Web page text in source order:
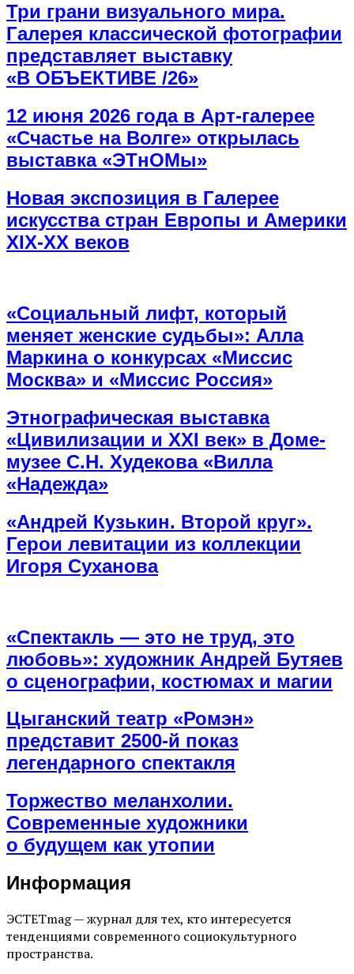
Три грани визуального мира.
Галерея классической фотографии
представляет выставку
«В ОБЪЕКТИВЕ /26»
12 июня 2026 года в Арт-галерее
«Счастье на Волге» открылась
выставка «ЭТнОМы»
Новая экспозиция в Галерее
искусства стран Европы и Америки
XIX-XX веков
«Социальный лифт, который
меняет женские судьбы»: Алла
Маркина о конкурсах «Миссис
Москва» и «Миссис Россия»
Этнографическая выставка
«Цивилизации и ХХI век» в Доме-
музее С.Н. Худекова «Вилла
«Надежда»
«Андрей Кузькин. Второй круг».
Герои левитации из коллекции
Игоря Суханова
«Спектакль — это не труд, это
любовь»: художник Андрей Бутяев
о сценографии, костюмах и магии
Цыганский театр «Ромэн»
представит 2500-й показ
легендарного спектакля
Торжество меланхолии.
Современные художники
о будущем как утопии
Информация
ЭСТЕТmag — журнал для тех, кто интересуется
тенденциями современного социокультурного
пространства.